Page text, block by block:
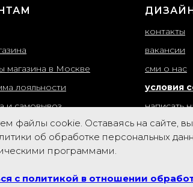
магазина в Москве
лояльности
и самовывоз
товаров
оферта
контакты
вакансии
сми о нас
условия
написать
вход для
файлы cookie. Оставаясь на сайте,
об обработке персональных
программами.
с политикой в отношении